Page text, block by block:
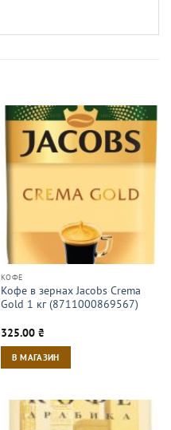
КОФЕ
Кофе в зернах Jacobs Crema
Gold 1 кг (8711000869567)
325.00 ₴
В МАГАЗИН